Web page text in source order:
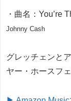
・曲名：You’re
Johnny Cash
グレッチェンと
ヤー・ホースフ